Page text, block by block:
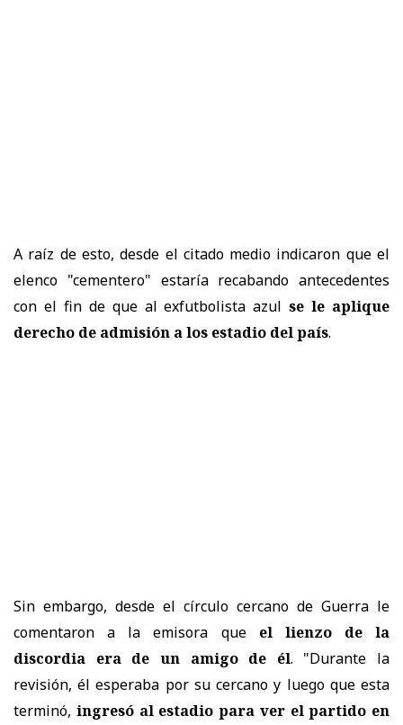
A raíz de esto, desde el citado medio indicaron que el
elenco "cementero" estaría recabando antecedentes
con el fin de que al exfutbolista azulse le aplique
derecho de admisión a los estadio del país.
Sin embargo, desde el círculo cercano de Guerra le
comentaron a la emisora que el lienzo de la
discordia era de un amigo de él. "Durante la
revisión, él esperaba por su cercano y luego que esta
terminó, ingresó al estadio para ver el partido en